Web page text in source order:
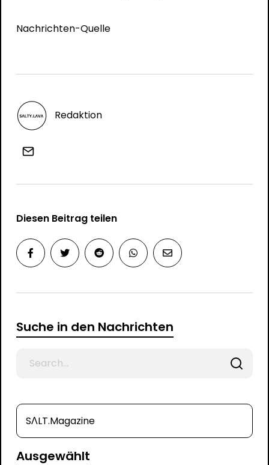
Nachrichten-Quelle
Redaktion
Diesen Beitrag teilen
Suche in den Nachrichten
SΛLT.Magazine
Ausgewählt